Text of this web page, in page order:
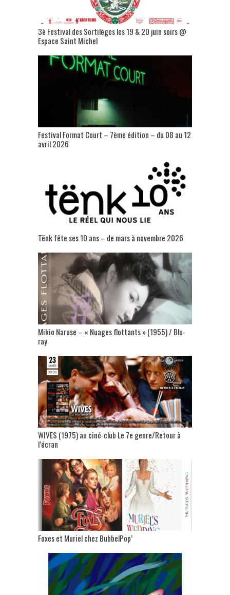
3è Festival des Sortilèges les 19 & 20 juin soirs @
Espace Saint Michel
Festival Format Court – 7ème édition – du 08 au 12
avril 2026
Tënk fête ses 10 ans – de mars à novembre 2026
Mikio Naruse – « Nuages flottants » (1955) / Blu-
ray
WIVES (1975) au ciné-club Le 7e genre/Retour à
l’écran
Foxes et Muriel chez BubbelPop’